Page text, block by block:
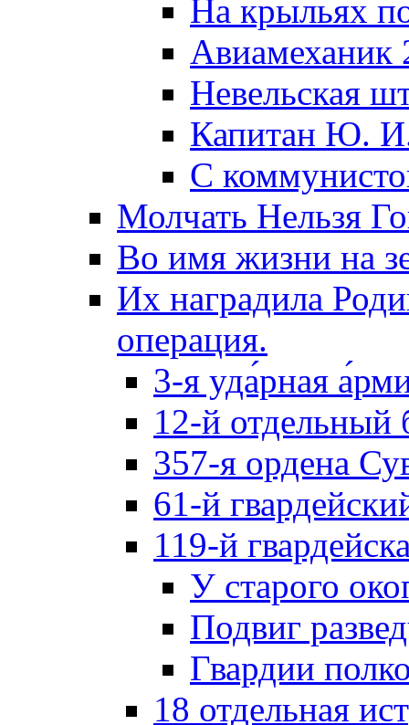
На крыльях
Невельская
Капитан Ю.
С
Молчать Нельзя
Во имя жизни на
Их наградила
операция.
3-я уда́рная
12-й отдельный
357-я ордена
61-й
119-й
У старого
Подвиг
Гвардии
18 отдельная